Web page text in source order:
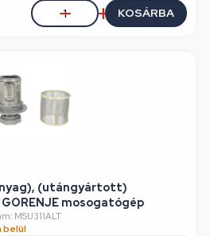
KOSÁRBA
(utángyártott)
GORENJE mosogatógép
MSU311ALT
belül